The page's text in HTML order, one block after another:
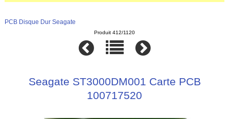
PCB Disque Dur Seagate
Produit 412/1120
Seagate ST3000DM001 Carte PCB
100717520